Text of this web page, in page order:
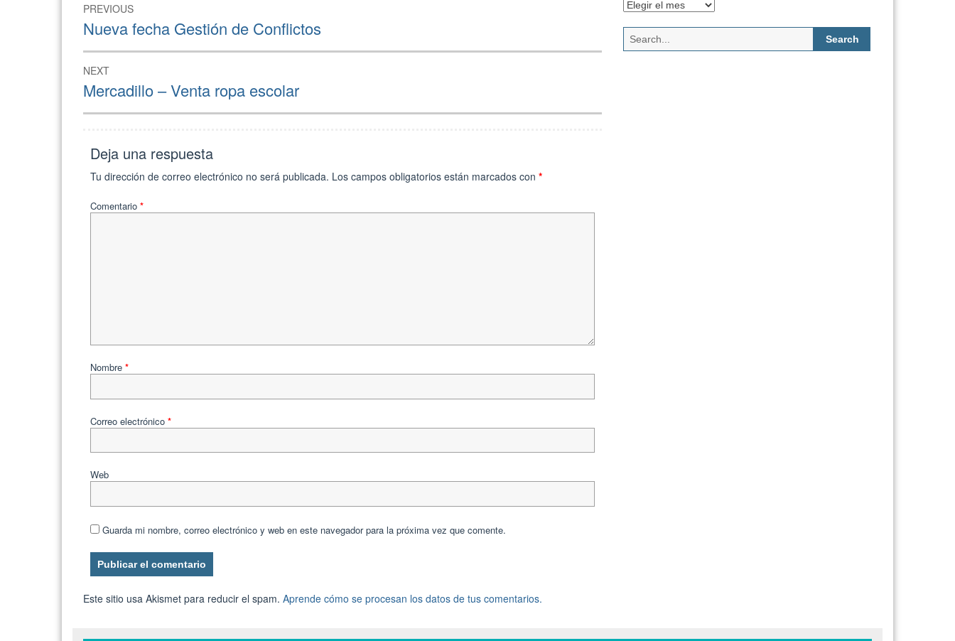
PREVIOUS
Nueva fecha Gestión de Conflictos
NEXT
Mercadillo – Venta ropa escolar
Deja una respuesta
Tu dirección de correo electrónico no será publicada. Los campos obligatorios están marcados con *
Comentario *
Nombre *
Correo electrónico *
Web
Guarda mi nombre, correo electrónico y web en este navegador para la próxima vez que comente.
Este sitio usa Akismet para reducir el spam. Aprende cómo se procesan los datos de tus comentarios.